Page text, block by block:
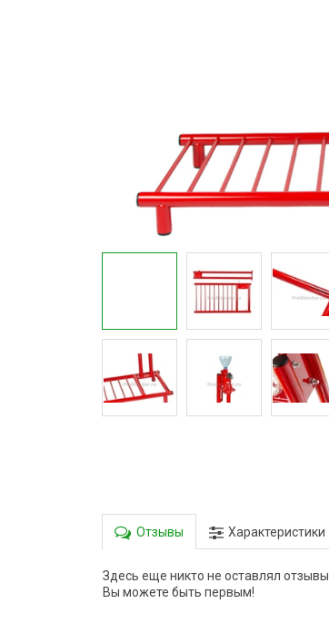
Отзывы Характеристики
Здесь еще никто не оставлял отзывы.
Вы можете быть первым!